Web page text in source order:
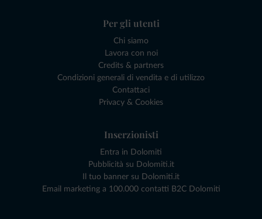
Per gli utenti
Chi siamo
Lavora con noi
Credits & partners
Condizioni generali di vendita e di utilizzo
Contattaci
Privacy & Cookies
Inserzionisti
Entra in Dolomiti
Pubblicità su Dolomiti.it
Il tuo banner su Dolomiti.it
Email marketing a 100.000 contatti B2C Dolomiti